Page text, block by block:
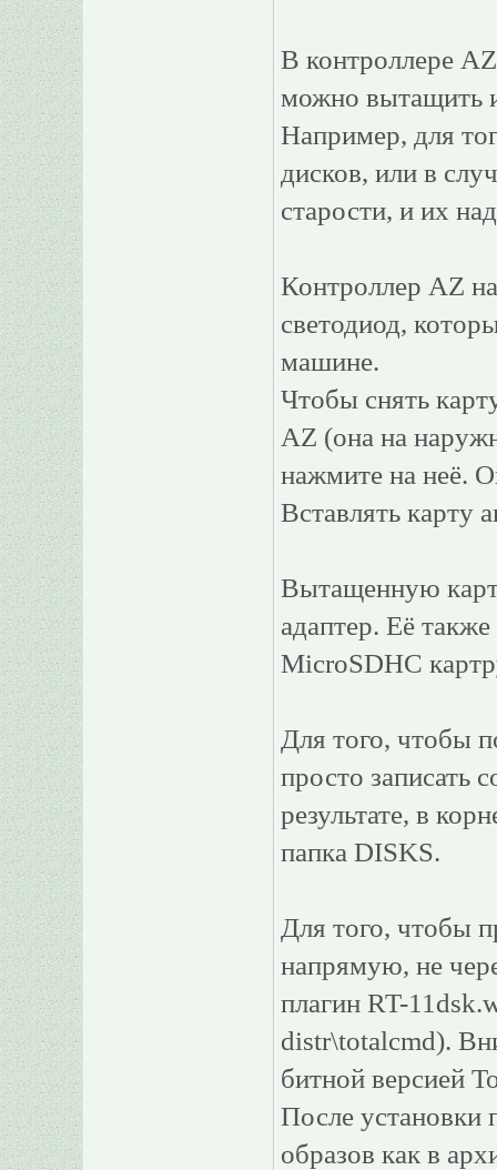
В контроллере
можно вытащить
Например, для
дисков, или в
старости, и их
Контроллер AZ
светодиод,
машине.
Чтобы снять
AZ (она на
нажмите на неё.
Вставлять карту
Вытащенную
адаптер. Её
MicroSDHC
Для того, чтобы
просто записать
результате, в
папка DISKS.
Для того, чтобы
напрямую, не
плагин RT-
distr\totalcmd).
битной версией
После установки
образов как в